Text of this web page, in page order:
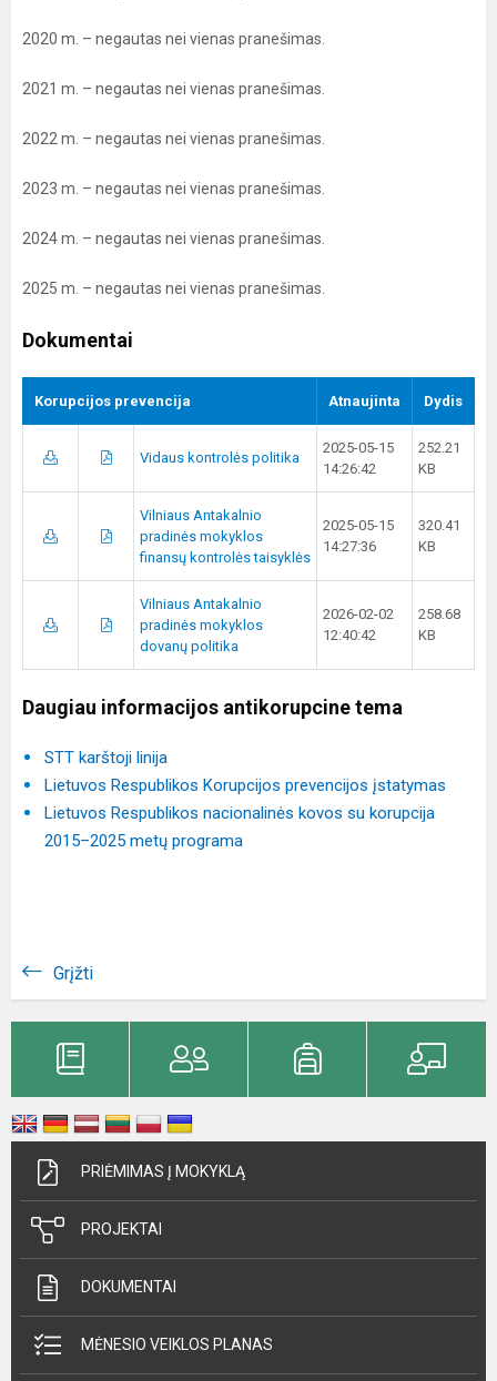
2020 m. – negautas nei vienas pranešimas.
2021 m. – negautas nei vienas pranešimas.
2022 m. – negautas nei vienas pranešimas.
2023 m. – negautas nei vienas pranešimas.
2024 m. – negautas nei vienas pranešimas.
2025 m. – negautas nei vienas pranešimas.
Dokumentai
Korupcijos prevencija Atnaujinta Dydis
Vidaus kontrolės politika
2025-05-15
14:26:42
252.21
KB
Vilniaus Antakalnio
pradinės mokyklos
finansų kontrolės taisyklės
2025-05-15
14:27:36
320.41
KB
Vilniaus Antakalnio
pradinės mokyklos
dovanų politika
2026-02-02
12:40:42
258.68
KB
Daugiau informacijos antikorupcine tema
STT karštoji linija
Lietuvos Respublikos Korupcijos prevencijos įstatymas
Lietuvos Respublikos nacionalinės kovos su korupcija
2015–2025 metų programa
Grįžti
PRIĖMIMAS Į MOKYKLĄ
PROJEKTAI
DOKUMENTAI
MĖNESIO VEIKLOS PLANAS